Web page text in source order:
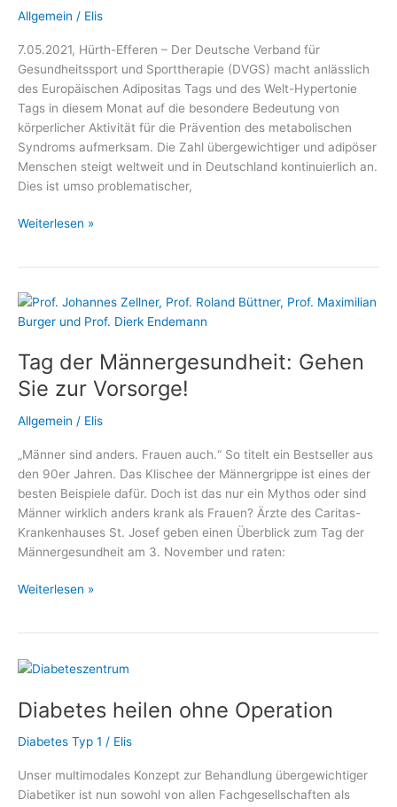
ist
Allgemein / Elis
7.05.2021, Hürth-Efferen – Der Deutsche Verband für
Gesundheitssport und Sporttherapie (DVGS) macht anlässlich
des Europäischen Adipositas Tags und des Welt-Hypertonie
Tags in diesem Monat auf die besondere Bedeutung von
körperlicher Aktivität für die Prävention des metabolischen
Syndroms aufmerksam. Die Zahl übergewichtiger und adipöser
Menschen steigt weltweit und in Deutschland kontinuierlich an.
Dies ist umso problematischer,
Mit
Syndrom
trotzen
Weiterlesen »
Tag der Männergesundheit: Gehen
Sie zur Vorsorge!
Allgemein / Elis
„Männer sind anders. Frauen auch.“ So titelt ein Bestseller aus
den 90er Jahren. Das Klischee der Männergrippe ist eines der
besten Beispiele dafür. Doch ist das nur ein Mythos oder sind
Männer wirklich anders krank als Frauen? Ärzte des Caritas-
Krankenhauses St. Josef geben einen Überblick zum Tag der
Männergesundheit am 3. November und raten:
Tag
Sie
Vorsorge!
Weiterlesen »
Diabetes heilen ohne Operation
Diabetes Typ 1 / Elis
Unser multimodales Konzept zur Behandlung übergewichtiger
Diabetiker ist nun sowohl von allen Fachgesellschaften als